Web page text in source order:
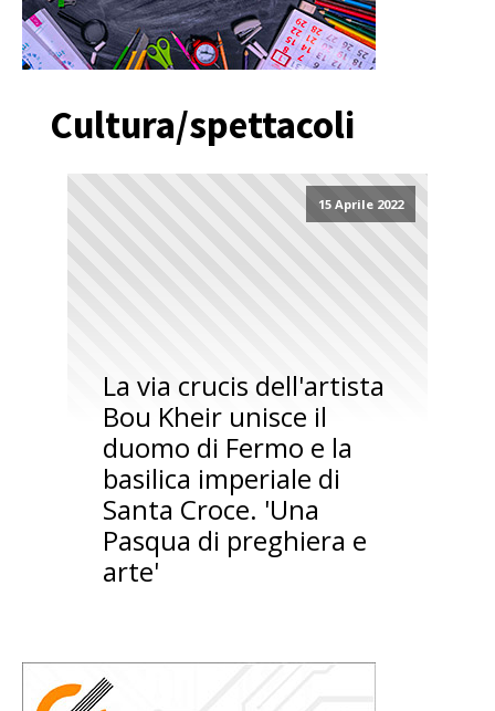
Cultura/spettacoli
15 Aprile 2022
La via crucis dell'artista
Bou Kheir unisce il
duomo di Fermo e la
basilica imperiale di
Santa Croce. 'Una
Pasqua di preghiera e
arte'